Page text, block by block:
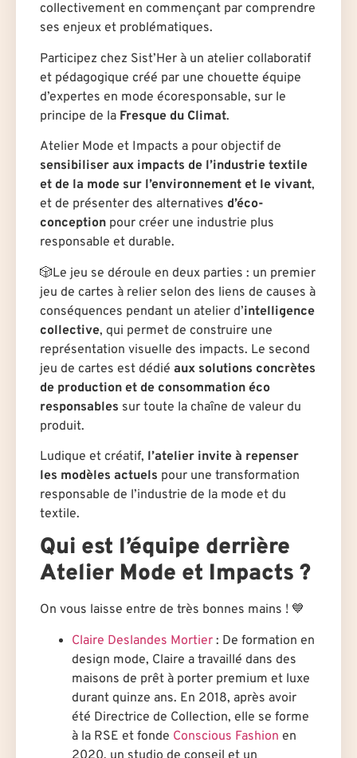
collectivement en commençant par comprendre
ses enjeux et problématiques.
Participez chez Sist’Her à un atelier collaboratif
et pédagogique créé par une chouette équipe
d’expertes en mode écoresponsable, sur le
principe de la Fresque du Climat.
Atelier Mode et Impacts a pour objectif de
sensibiliser aux impacts de l’industrie textile
et de la mode sur l’environnement et le vivant,
et de présenter des alternatives d’éco-
conception pour créer une industrie plus
responsable et durable.
🎲Le jeu se déroule en deux parties : un premier
jeu de cartes à relier selon des liens de causes à
conséquences pendant un atelier d’intelligence
collective, qui permet de construire une
représentation visuelle des impacts. Le second
jeu de cartes est dédié aux solutions concrètes
de production et de consommation éco
responsables sur toute la chaîne de valeur du
produit.
Ludique et créatif, l’atelier invite à repenser
les modèles actuels pour une transformation
responsable de l’industrie de la mode et du
textile.
Qui est l’équipe derrière
Atelier Mode et Impacts ?
On vous laisse entre de très bonnes mains ! 💙
Claire Deslandes Mortier : De formation en
design mode, Claire a travaillé dans des
maisons de prêt à porter premium et luxe
durant quinze ans. En 2018, après avoir
été Directrice de Collection, elle se forme
à la RSE et fonde Conscious Fashion en